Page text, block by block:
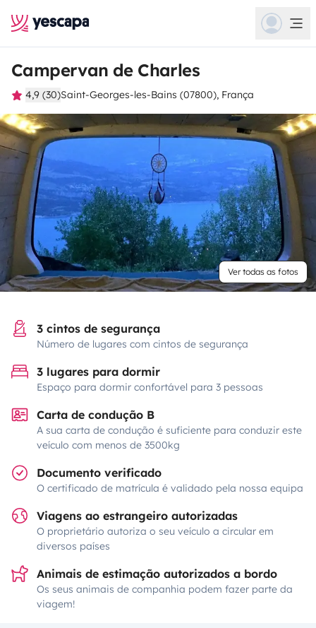
Campervan de Charles
4,9 (30)Saint-Georges-les-Bains (07800), França
Ver todas as fotos
3 cintos de segurança
Número de lugares com cintos de segurança
3 lugares para dormir
Espaço para dormir confortável para 3 pessoas
Carta de condução B
A sua carta de condução é suficiente para conduzir este
veículo com menos de 3500kg
Documento verificado
O certificado de matrícula é validado pela nossa equipa
Viagens ao estrangeiro autorizadas
O proprietário autoriza o seu veículo a circular em
diversos países
Animais de estimação autorizados a bordo
Os seus animais de companhia podem fazer parte da
viagem!